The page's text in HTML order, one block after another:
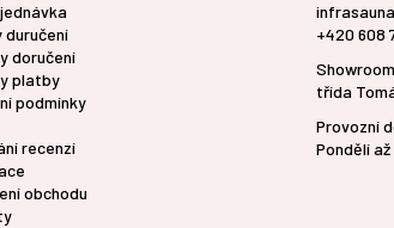
duručení
doručení
platby
podmínky
recenzí
obchodu
+420 608
třída
Provozní
Pondělí